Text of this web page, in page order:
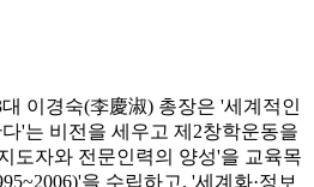
이경숙(李慶淑) 총장은 '세계적인
'는 비전을 세우고 제2창학운동을
도자와 전문인력의 양성'을 교육목
을 수립하고, '세계화·정보